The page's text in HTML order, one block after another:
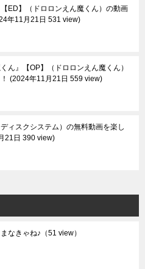
【ED】（ドロロンえん魔くん）の動画
年11月21日 531 view
ん』【OP】（ドロロンえん魔くん）
2024年11月21日 559 view
ィスクシステム）の無料動画を楽し
21日 390 view
なきゃね♪ （51 view）